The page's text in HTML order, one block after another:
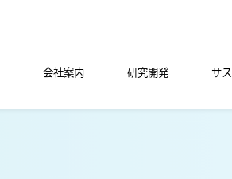
会社案内 研究開発 サ